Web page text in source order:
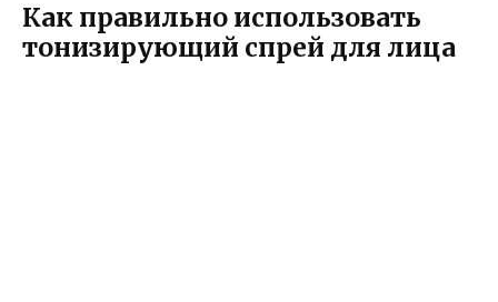
Как правильно использовать
тонизирующий спрей для лица